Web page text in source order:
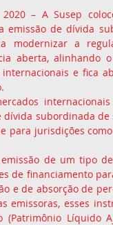
– A Susep
de dívida
modernizar a
aberta, alinhando
e fica
dívida subordinada
para jurisdições
de um tipo
de financiamento
e de absorção de
emissoras, esses
Líquido